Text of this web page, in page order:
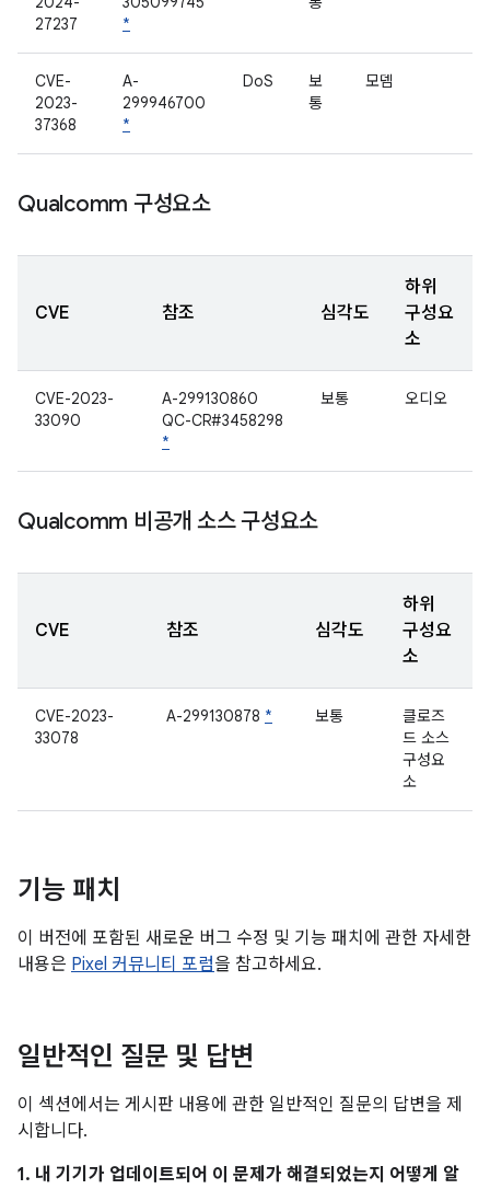
27237
*
CVE-
2023-
37368
A-
299946700
*
DoS
보
통
모뎀
Qualcomm 구성요소
CVE 참조 심각도
하위
구성요
소
CVE-2023-
33090
A-299130860
QC-CR#3458298
*
보통 오디오
Qualcomm 비공개 소스 구성요소
CVE 참조 심각도
하위
구성요
소
CVE-2023-
33078
A-299130878 * 보통
클로즈
드 소스
구성요
소
기능 패치
이 버전에 포함된 새로운 버그 수정 및 기능 패치에 관한 자세한
내용은 Pixel 커뮤니티 포럼을 참고하세요.
일반적인 질문 및 답변
이 섹션에서는 게시판 내용에 관한 일반적인 질문의 답변을 제
시합니다.
1. 내 기기가 업데이트되어 이 문제가 해결되었는지 어떻게 알